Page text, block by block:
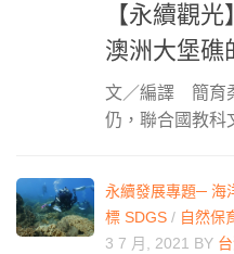
【永續觀
澳洲大堡礁
文／編譯 簡育
仍，聯合國教科
永續發展專題─ 海
標 SDGS / 自然保
3 7 月, 2021 BY